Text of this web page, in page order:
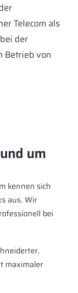
Telecom als
der
Betrieb von
um
kennen sich
aus. Wir
bei
maximaler